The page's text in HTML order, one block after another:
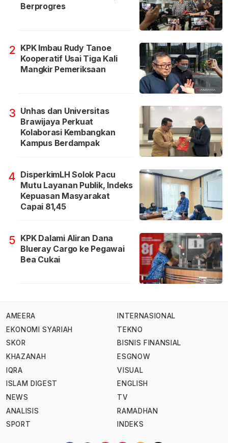
Berprogres
2 KPK Imbau Rudy Tanoe
Kooperatif Usai Tiga Kali
Mangkir Pemeriksaan
3 Unhas dan Universitas
Brawijaya Perkuat
Kolaborasi Kembangkan
Kampus Berdampak
4 DisperkimLH Solok Pacu
Mutu Layanan Publik, Indeks
Kepuasan Masyarakat
Capai 81,45
5 KPK Dalami Aliran Dana
Blueray Cargo ke Pegawai
Bea Cukai
AMEERA
EKONOMI SYARIAH
SKOR
KHAZANAH
IQRA
ISLAM DIGEST
NEWS
ANALISIS
SPORT
INTERNASIONAL
TEKNO
BISNIS FINANSIAL
ESGNOW
VISUAL
ENGLISH
TV
RAMADHAN
INDEKS